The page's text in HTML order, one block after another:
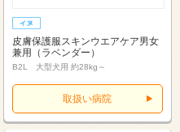
皮膚保護服スキンウエアケア男女
兼用（ラベンダー）
B2L 大型犬用 約28kg～
取扱い病院